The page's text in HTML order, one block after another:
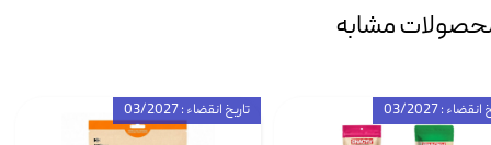
مشابه
تاریخ انقضاء : 03/2027 : 03/2027